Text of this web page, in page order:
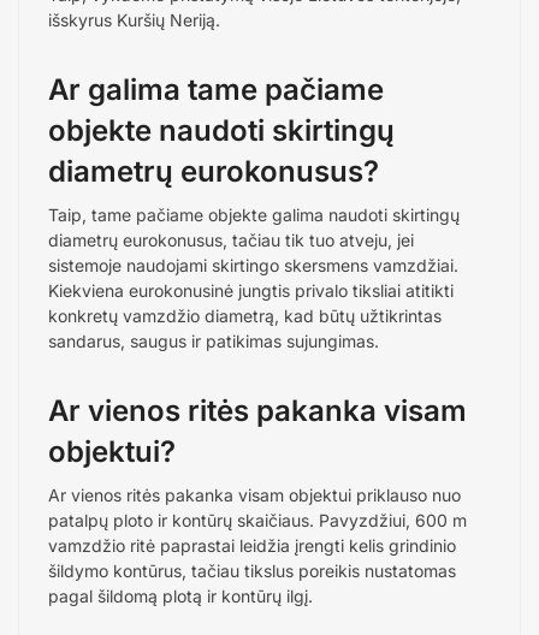
išskyrus Kuršių Neriją.
Ar galima tame pačiame
objekte naudoti skirtingų
diametrų eurokonusus?
Taip, tame pačiame objekte galima naudoti skirtingų
diametrų eurokonusus, tačiau tik tuo atveju, jei
sistemoje naudojami skirtingo skersmens vamzdžiai.
Kiekviena eurokonusinė jungtis privalo tiksliai atitikti
konkretų vamzdžio diametrą, kad būtų užtikrintas
sandarus, saugus ir patikimas sujungimas.
Ar vienos ritės pakanka visam
objektui?
Ar vienos ritės pakanka visam objektui priklauso nuo
patalpų ploto ir kontūrų skaičiaus. Pavyzdžiui, 600 m
vamzdžio ritė paprastai leidžia įrengti kelis grindinio
šildymo kontūrus, tačiau tikslus poreikis nustatomas
pagal šildomą plotą ir kontūrų ilgį.